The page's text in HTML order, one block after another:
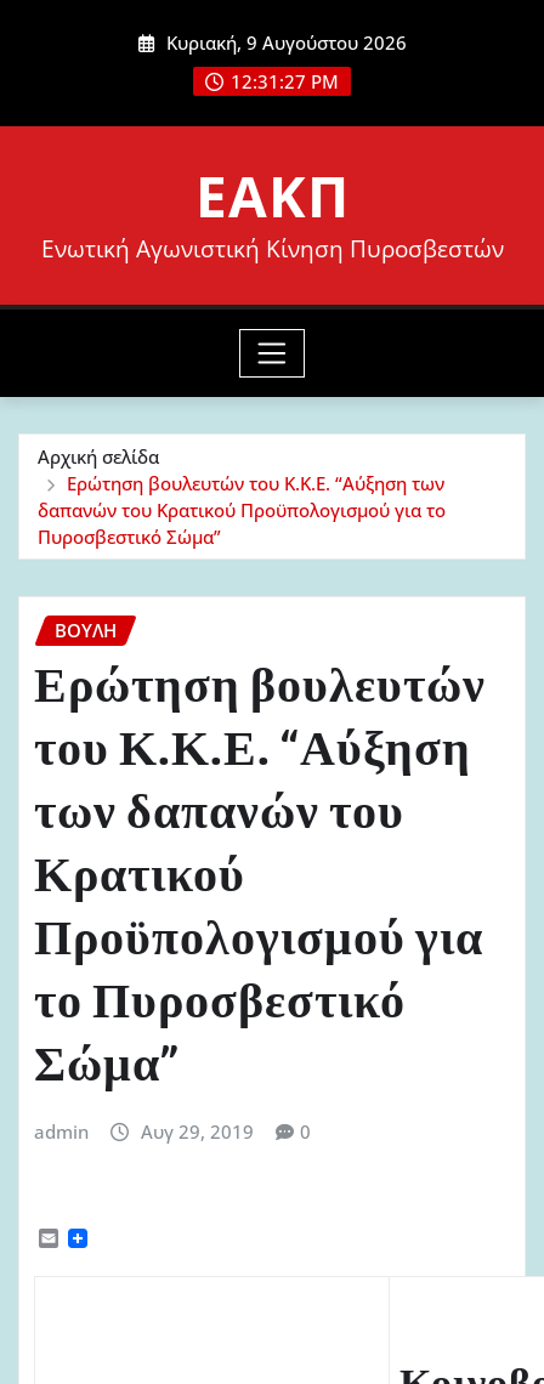
Κυριακή, 9 Αυγούστου 2026
12:31:28 PM
ΕΑΚΠ
Ενωτική Αγωνιστική Κίνηση Πυροσβεστών
Αρχική σελίδα
Ερώτηση βουλευτών του Κ.Κ.Ε. “Αύξηση των
δαπανών του Κρατικού Προϋπολογισμού για το
Πυροσβεστικό Σώμα”
ΒΟΥΛΉ
Ερώτηση βουλευτών
του Κ.Κ.Ε. “Αύξηση
των δαπανών του
Κρατικού
Προϋπολογισμού για
το Πυροσβεστικό
Σώμα”
admin Αυγ 29, 2019 0
E
m